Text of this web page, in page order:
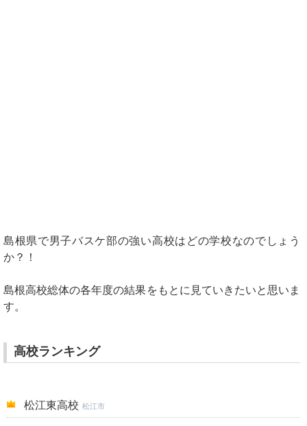
島根県で男子バスケ部の強い高校はどの学校なのでしょう
か？！
島根高校総体の各年度の結果をもとに見ていきたいと思いま
す。
高校ランキング
松江東高校 松江市